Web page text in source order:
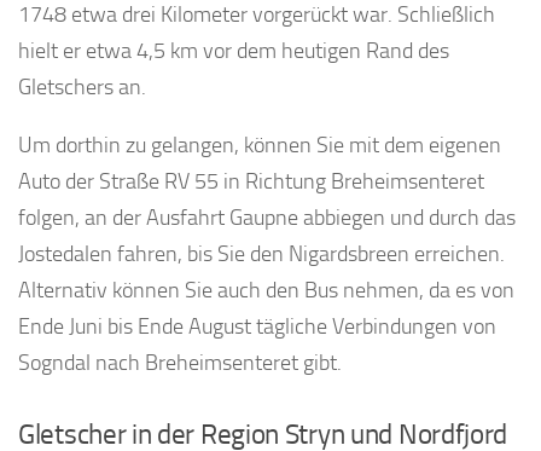
1748 etwa drei Kilometer vorgerückt war. Schließlich
hielt er etwa 4,5 km vor dem heutigen Rand des
Gletschers an.
Um dorthin zu gelangen, können Sie mit dem eigenen
Auto der Straße RV 55 in Richtung Breheimsenteret
folgen, an der Ausfahrt Gaupne abbiegen und durch das
Jostedalen fahren, bis Sie den Nigardsbreen erreichen.
Alternativ können Sie auch den Bus nehmen, da es von
Ende Juni bis Ende August tägliche Verbindungen von
Sogndal nach Breheimsenteret gibt.
Gletscher in der Region Stryn und Nordfjord